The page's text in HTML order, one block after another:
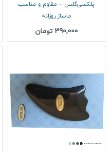
پلکسی‌گلس – مقاوم و مناسب
ماساژ روزانه
390,000 تومان